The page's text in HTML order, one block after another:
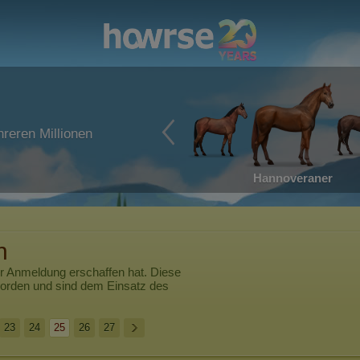
Millionen
Hannoveraner
Anmeldung erschaffen hat. Diese
und sind dem Einsatz des
23 24 25 26 27